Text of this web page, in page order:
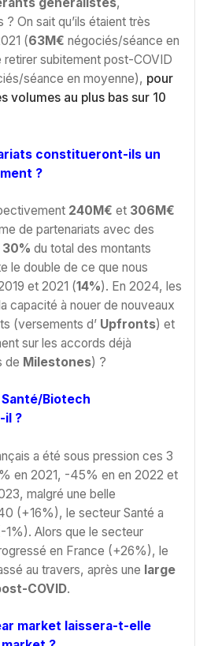
On sait qu’ils étaient très
(63M€ négociés/séance en
subitement post-COVID
séance en moyenne), pour
volumes au plus bas sur 10
constitueront-ils un
?
240M€ et 306M€
de partenariats avec des
30% du total des montants
le double de ce que nous
et 2021 (14%). En 2024, les
capacité à nouer de nouveaux
(versements d’ Upfronts) et
sur les accords déjà
de Milestones) ?
Biotech
il ?
a été sous pression ces 3
en 2021, -45% en en 2022 et
malgré une belle
(+16%), le secteur Santé a
1%). Alors que le secteur
en France (+26%), le
au travers, après une large
COVID.
market laissera-t-elle